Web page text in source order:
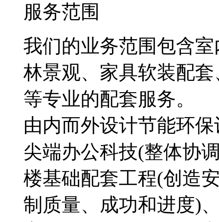
服务范围
我们的业务范围包含
林景观、家具软装配
等专业的配套服务。
由内而外设计节能环
尖端办公科技(整体协
楼基础配套工程(创造
制质量、成功和进度)